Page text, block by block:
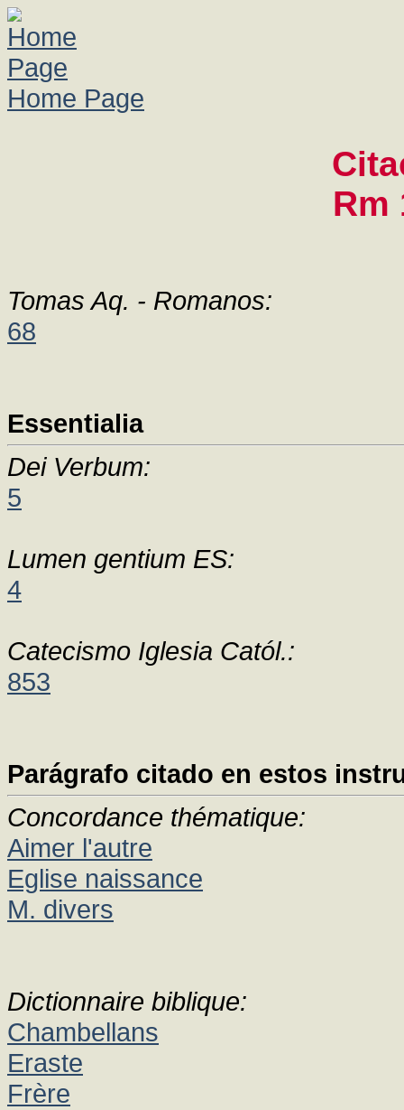
Home Page
Rm
Tomas Aq. - Romanos:
68
Essentialia
Dei Verbum:
5
Lumen gentium ES:
4
Catecismo Iglesia Catól.:
853
Parágrafo citado en estos
Concordance thématique:
Aimer l'autre
Eglise naissance
M. divers
Dictionnaire biblique:
Chambellans
Eraste
Frère